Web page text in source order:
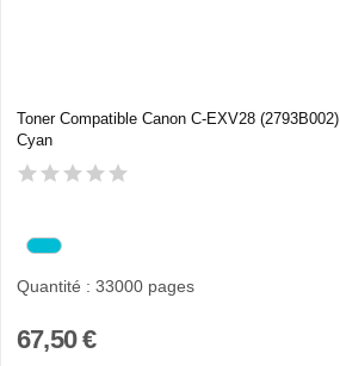
Toner Compatible Canon C-EXV28 (2793B002)
Cyan
Quantité : 33000 pages
67,50 €